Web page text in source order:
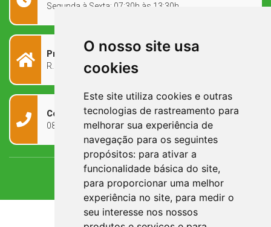
O nosso site usa
cookies
Este site utiliza cookies e outras
tecnologias de rastreamento para
melhorar sua experiência de
navegação para os seguintes
propósitos: para ativar a
funcionalidade básica do site,
para proporcionar uma melhor
experiência no site, para medir o
seu interesse nos nossos
Segunda à Sexta: 07:30h às 13:30h
Prefeitura Municipal
R. Rivadávia Corrêa, 858 - Centro - RS, 97573-010
Contato
0800 090 2050